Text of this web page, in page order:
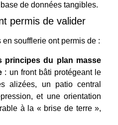
de données tangibles.
permis de valider
soufflerie ont permis de :
principes du plan masse
: un front bâti protégeant le
alizées, un patio central
et une orientation
à la « brise de terre »,